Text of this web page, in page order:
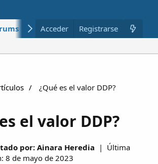
Nuevo Miembros
Acceder Registrarse
¿Qué es el valor DDP?
el valor DDP?
por: Ainara Heredia | Última
8 de mayo de 2023